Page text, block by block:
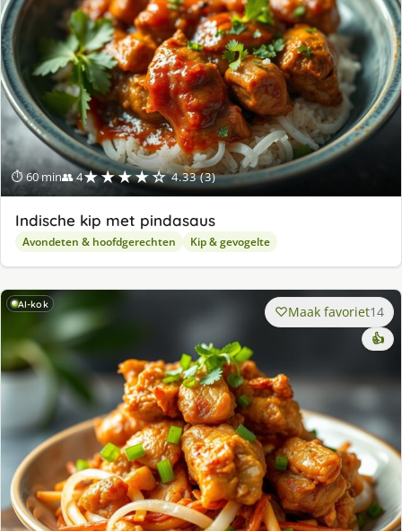
⏱ 60 min👥 4★★★★☆ 4.33 (3)
Indische kip met pindasaus
Avondeten & hoofdgerechten Kip & gevogelte
AI-kok Maak favoriet14
👍